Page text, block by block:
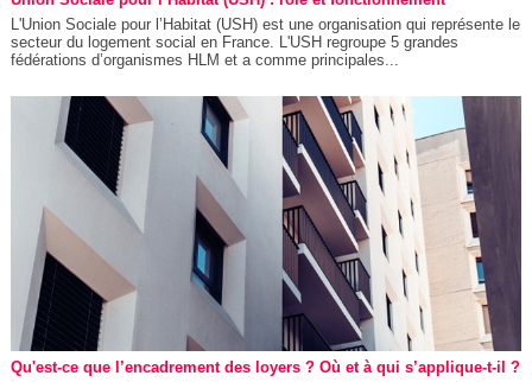
L'Union Sociale pour l’Habitat (USH) est une organisation qui représente le
secteur du logement social en France. L'USH regroupe 5 grandes
fédérations d’organismes HLM et a comme principales...
Qu'est-ce que l’encadrement des loyers ? Où et à qui s’applique-t-il ?